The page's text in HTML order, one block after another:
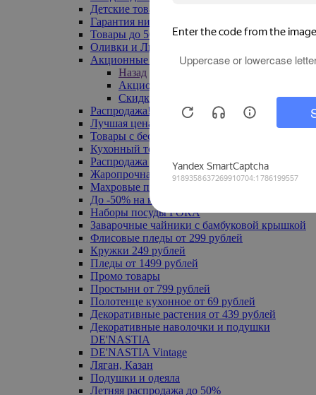
Детские товары
Гарантия низкой цены
Товары до 500 руб
Оливки и Лимоны
Акционные товары
Назад
Акционные товары
Скидка 20% по промокоду
Распродажа! Ульяновск до -70%
Лучшая цена
Товары с бесплатной доставкой
Кухонный текстиль
Распродажа до -50%
Жаропрочная посуда
Махровые полотенца
До -50% на ковры
Наборы посуды FORA
Заварочные чайники с бамбуковой крышкой
Флисовые пледы от 299 рублей
Кружки 249 рублей
Пледы от 1499 рублей
Промо товары
Простыни от 799 рублей
Полотенце кухонное от 69 рублей
Декоративные растения от 439 рублей
Декоративные наволочки и подушки
DE'NASTIA
DE'NASTIA Vintage
Ляган, Казан
Подушки и одеяла
Летняя распродажа до 50%